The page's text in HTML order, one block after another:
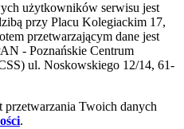
użytkowników serwisu jest
przy Placu Kolegiackim 17,
przetwarzającym dane jest
- Poznańskie Centrum
ul. Noskowskiego 12/14, 61-
przetwarzania Twoich danych
.